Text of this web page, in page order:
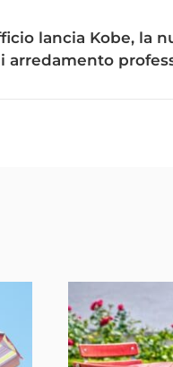
lancia Kobe, la
arredamento